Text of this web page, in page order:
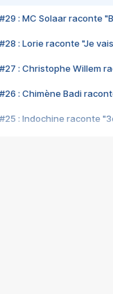
#29 : MC Solaar raconte
#28 : Lorie raconte "Je
#27 : Christophe Willem
#26 : Chimène Badi
#25 : Indochine raconte